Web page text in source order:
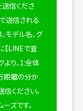
信くださ
送信される
モデル名、グ
【LINEで査
より、1:全体
距離の分か
ください。
ズです。